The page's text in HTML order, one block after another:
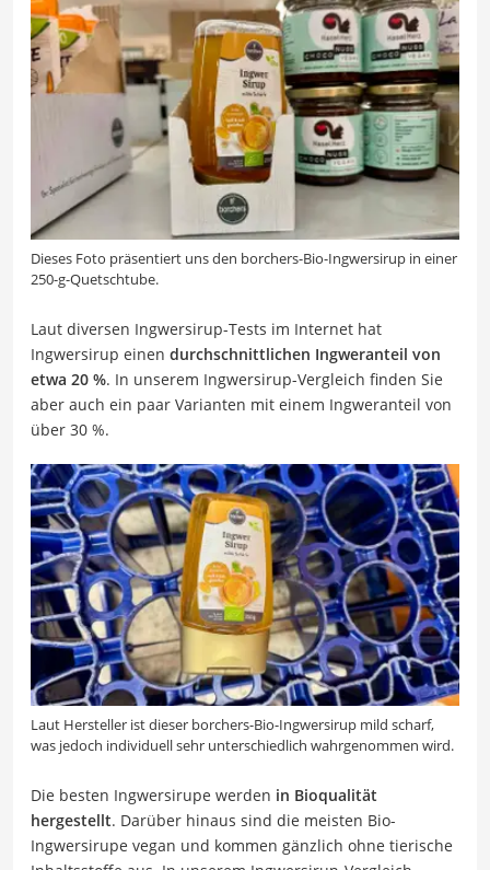
Dieses Foto präsentiert uns den borchers-Bio-Ingwersirup in einer
250-g-Quetschtube.
Laut diversen Ingwersirup-Tests im Internet hat
Ingwersirup einen durchschnittlichen Ingweranteil von
etwa 20 %. In unserem Ingwersirup-Vergleich finden Sie
aber auch ein paar Varianten mit einem Ingweranteil von
über 30 %.
Laut Hersteller ist dieser borchers-Bio-Ingwersirup mild scharf,
was jedoch individuell sehr unterschiedlich wahrgenommen wird.
Die besten Ingwersirupe werden in Bioqualität
hergestellt. Darüber hinaus sind die meisten Bio-
Ingwersirupe vegan und kommen gänzlich ohne tierische